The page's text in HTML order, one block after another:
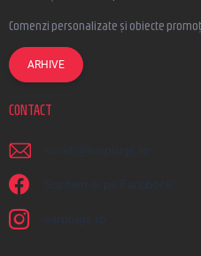
Comenzi personalizate și obiecte
ARHIVE
CONTACT
scrieti @ earplugs.ro
Suntem și pe Facebook!
earplugs.ro